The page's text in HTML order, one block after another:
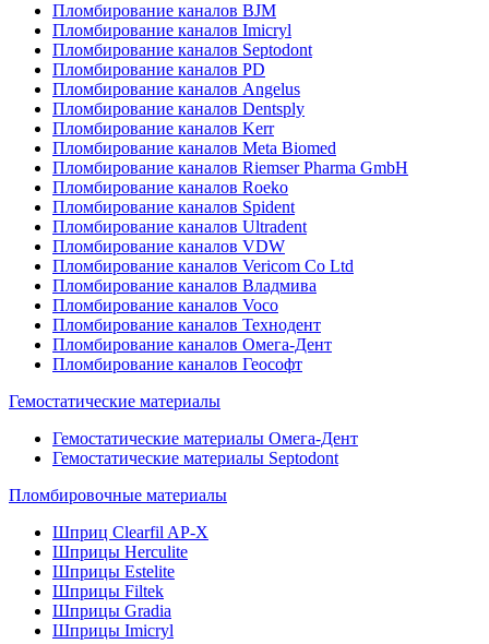
Пломбирование каналов BJM
Пломбирование каналов Imicryl
Пломбирование каналов Septodont
Пломбирование каналов PD
Пломбирование каналов Angelus
Пломбирование каналов Dentsply
Пломбирование каналов Kerr
Пломбирование каналов Meta Biomed
Пломбирование каналов Riemser Pharma GmbH
Пломбирование каналов Roeko
Пломбирование каналов Spident
Пломбирование каналов Ultradent
Пломбирование каналов VDW
Пломбирование каналов Vericom Co Ltd
Пломбирование каналов Владмива
Пломбирование каналов Voco
Пломбирование каналов Технодент
Пломбирование каналов Омега-Дент
Пломбирование каналов Геософт
Гемостатические материалы
Гемостатические материалы Омега-Дент
Гемостатические материалы Septodont
Пломбировочные материалы
Шприц Clearfil AP-X
Шприцы Herculite
Шприцы Estelite
Шприцы Filtek
Шприцы Gradia
Шприцы Imicryl